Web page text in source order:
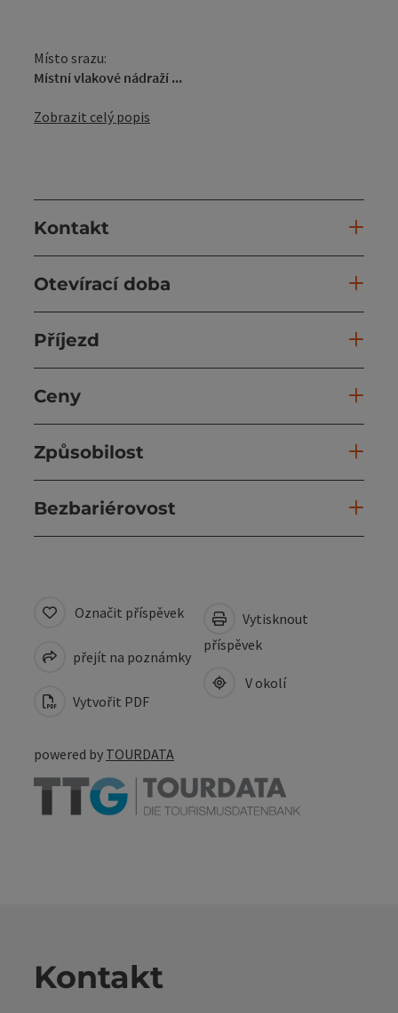
Místo srazu:
Místní vlakové nádraží ...
Zobrazit celý popis
Kontakt
Otevírací doba
Příjezd
Ceny
Způsobilost
Bezbariérovost
Označit příspěvek
přejít na poznámky
Vytvořit PDF
Vytisknout
příspěvek
V okolí
powered by TOURDATA
Kontakt